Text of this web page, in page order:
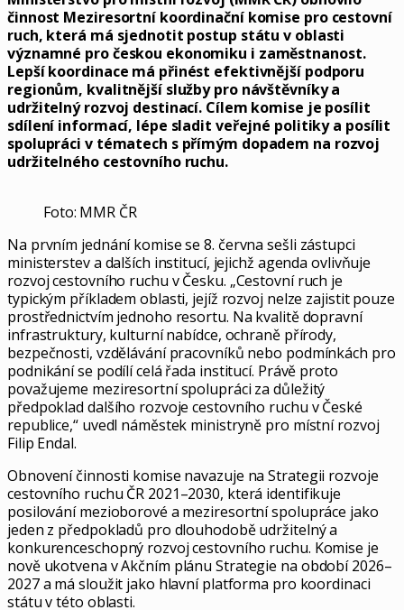
činnost Meziresortní koordinační komise pro cestovní
ruch, která má sjednotit postup státu v oblasti
významné pro českou ekonomiku i zaměstnanost.
Lepší koordinace má přinést efektivnější podporu
regionům, kvalitnější služby pro návštěvníky a
udržitelný rozvoj destinací. Cílem komise je posílit
sdílení informací, lépe sladit veřejné politiky a posílit
spolupráci v tématech s přímým dopadem na rozvoj
udržitelného cestovního ruchu.
Foto: MMR ČR
Na prvním jednání komise se 8. června sešli zástupci
ministerstev a dalších institucí, jejichž agenda ovlivňuje
rozvoj cestovního ruchu v Česku. „Cestovní ruch je
typickým příkladem oblasti, jejíž rozvoj nelze zajistit pouze
prostřednictvím jednoho resortu. Na kvalitě dopravní
infrastruktury, kulturní nabídce, ochraně přírody,
bezpečnosti, vzdělávání pracovníků nebo podmínkách pro
podnikání se podílí celá řada institucí. Právě proto
považujeme meziresortní spolupráci za důležitý
předpoklad dalšího rozvoje cestovního ruchu v České
republice,“ uvedl náměstek ministryně pro místní rozvoj
Filip Endal.
Obnovení činnosti komise navazuje na Strategii rozvoje
cestovního ruchu ČR 2021–2030, která identifikuje
posilování mezioborové a meziresortní spolupráce jako
jeden z předpokladů pro dlouhodobě udržitelný a
konkurenceschopný rozvoj cestovního ruchu. Komise je
nově ukotvena v Akčním plánu Strategie na období 2026–
2027 a má sloužit jako hlavní platforma pro koordinaci
státu v této oblasti.